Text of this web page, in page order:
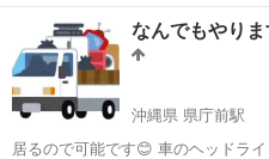
の…愛知 名古屋市 その他
なんでもやり
沖縄県 県庁前駅
居るので可能です😊 車のヘッドラ